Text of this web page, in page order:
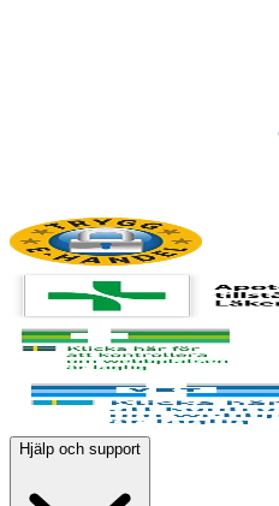
Hjälp och support